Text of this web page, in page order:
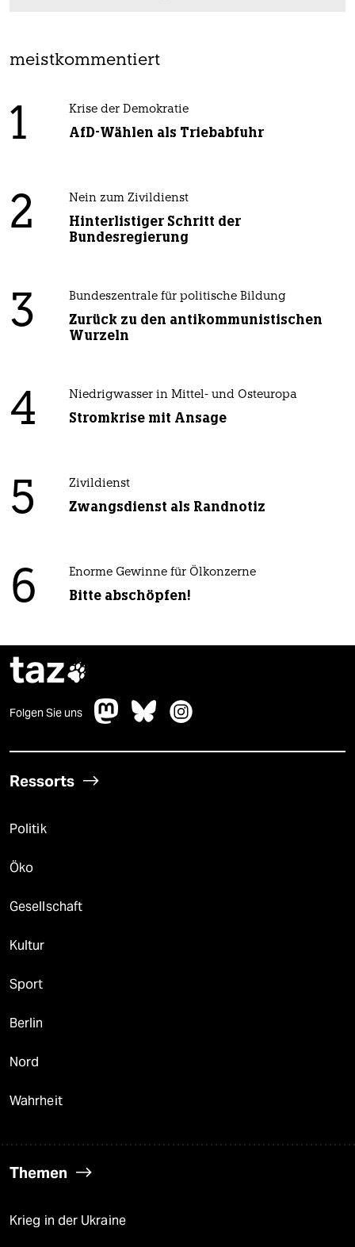
meistkommentiert
1 Krise der Demokratie
AfD-Wählen als Triebabfuhr
2 Nein zum Zivildienst
Hinterlistiger Schritt der
Bundesregierung
3 Bundeszentrale für politische Bildung
Zurück zu den antikommunistischen
Wurzeln
4 Niedrigwasser in Mittel- und Osteuropa
Stromkrise mit Ansage
5 Zivildienst
Zwangsdienst als Randnotiz
6 Enorme Gewinne für Ölkonzerne
Bitte abschöpfen!
taz
Folgen Sie uns
Ressorts
Politik
Öko
Gesellschaft
Kultur
Sport
Berlin
Nord
Wahrheit
Themen
Krieg in der Ukraine